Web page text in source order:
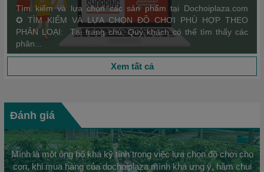
Tìm kiếm và lựa chọn các sản phẩm tại Dochoiplaza.com
✪ TÌM KIẾM VÀ LỰA CHỌN ĐỒ CHƠI PHÙ HỢP THEO
PHÂN LOẠI: Tại trang chủ, Quý khách có thể tìm thấy các
phân...
Xem tất cả
Đánh giá
Mình là một ông bố khá kỹ tính trong việc lựa chọn đồ chơi cho
con, khi mua hàng của dochoiplaza mình khá ưng ý, hầm chui